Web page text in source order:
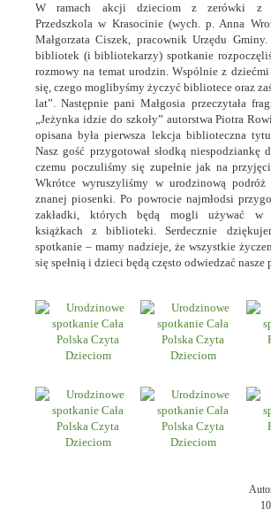
W ramach akcji dzieciom z zerówki z
Przedszkola w Krasocinie (wych. p. Anna
Małgorzata Ciszek, pracownik Urzędu
bibliotek (i bibliotekarzy) spotkanie
rozmowy na temat urodzin. Wspólnie z
się, czego moglibyśmy życzyć bibliotece oraz
lat”. Następnie pani Małgosia przeczytała
„Jeżynka idzie do szkoły” autorstwa Piotra
opisana była pierwsza lekcja biblioteczna
Nasz gość przygotował słodką niespodziankę
czemu poczuliśmy się zupełnie jak na
Wkrótce wyruszyliśmy w urodzinową
znanej piosenki. Po powrocie najmłodsi
zakładki, których będą mogli używać w
książkach z biblioteki. Serdecznie
spotkanie – mamy nadzieje, że wszystkie
się spełnią i dzieci będą często odwiedzać nasze